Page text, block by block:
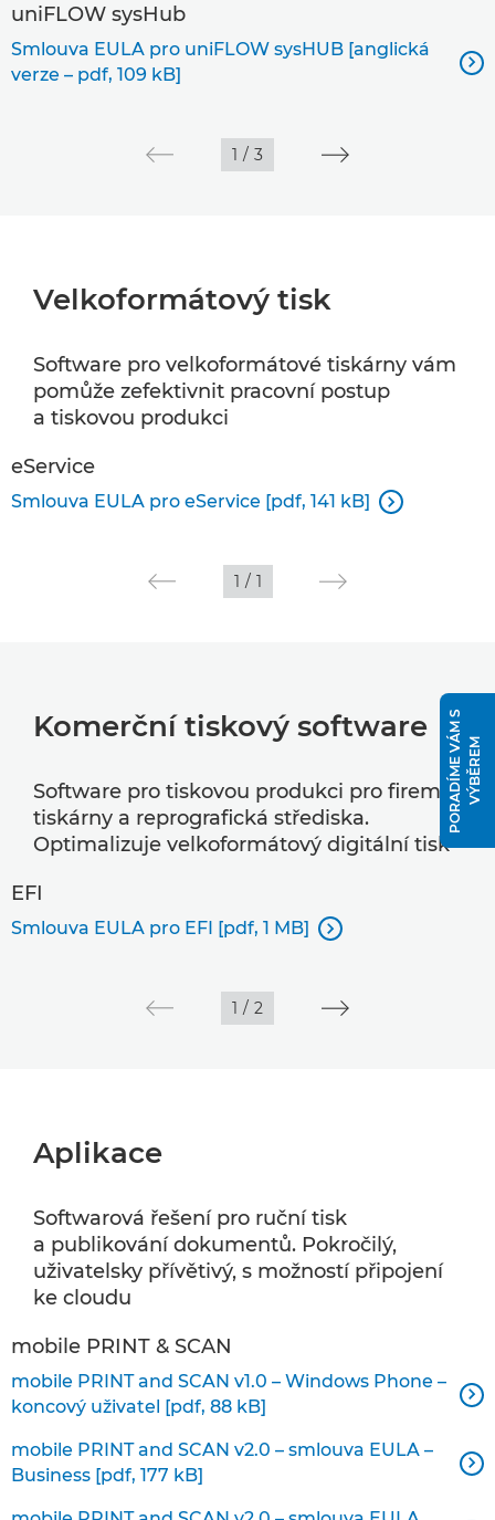
uniFLOW sysHub
Smlouva EULA pro uniFLOW sysHUB [anglická
verze – pdf, 109 kB]

1 / 3
Velkoformátový tisk
Software pro velkoformátové tiskárny vám
pomůže zefektivnit pracovní postup
a tiskovou produkci
eService
Smlouva EULA pro eService [pdf, 141 kB] 
1 / 1
Komerční tiskový software
Software pro tiskovou produkci pro firemní
tiskárny a reprografická střediska.
Optimalizuje velkoformátový digitální tisk
EFI
Smlouva EULA pro EFI [pdf, 1 MB] 
1 / 2
Aplikace
Softwarová řešení pro ruční tisk
a publikování dokumentů. Pokročilý,
uživatelsky přívětivý, s možností připojení
ke cloudu
mobile PRINT & SCAN
mobile PRINT and SCAN v1.0 – Windows Phone –
koncový uživatel [pdf, 88 kB]

mobile PRINT and SCAN v2.0 – smlouva EULA –
Business [pdf, 177 kB]

P
O
R
A
D
Í
M
E
V
Á
M
S
V
Ý
B
Ě
R
EM